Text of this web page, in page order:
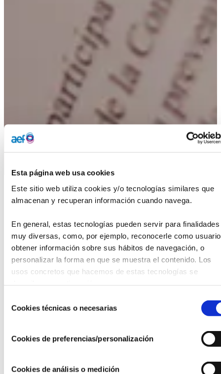
Esta página web usa cookies
Este sitio web utiliza cookies y/o tecnologías similares que
almacenan y recuperan información cuando navega.
En general, estas tecnologías pueden servir para finalidades
muy diversas, como, por ejemplo, reconocerle como
obtener información sobre sus hábitos de navegación, o
personalizar la forma en que se muestra el contenido. Los
usos concretos que hacemos de estas tecnologías se
deCookies técnicas o necesarias
Cookies de preferencias/personalización
Cookies de análisis o medición
Inicio›Publicaciones
En este espacio ponemos a tu disposición una
selección de estudios e informes sectoriales
analizan en profundidad distintas dimensiones del
para la reflexión y la toma de decisiones.
contenidos, puedes apoyarte en las palabras clave